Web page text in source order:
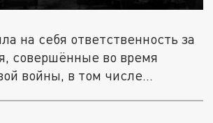
на себя ответственность за
совершённые во время
войны, в том числе...